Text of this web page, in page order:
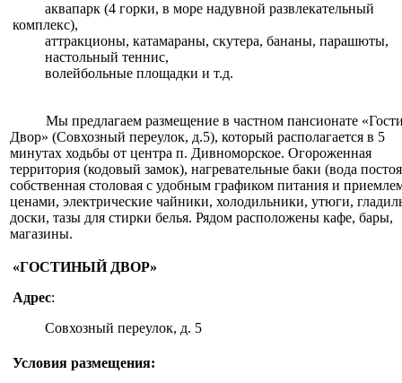
аквапарк (4 горки, в море надувной развлекательный
комплекс),
аттракционы, катамараны, скутера, бананы, парашюты,
настольный теннис,
волейбольные площадки и т.д.
Мы предлагаем размещение в частном пансионате
Двор» (Совхозный переулок, д.5), который располагается в 5
минутах ходьбы от центра п. Дивноморское. Огороженная
территория (кодовый замок), нагревательные баки (вода
собственная столовая с удобным графиком питания и
ценами, электрические чайники, холодильники, утюги,
доски, тазы для стирки белья. Рядом расположены кафе, бары,
магазины.
«ГОСТИНЫЙ ДВОР»
Адрес:
Совхозный переулок, д. 5
Условия размещения: